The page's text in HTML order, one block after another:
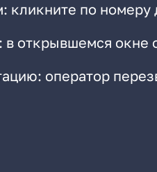
кликните по номеру
открывшемся окне
оператор